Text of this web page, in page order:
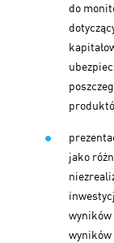
do
jako
wyników